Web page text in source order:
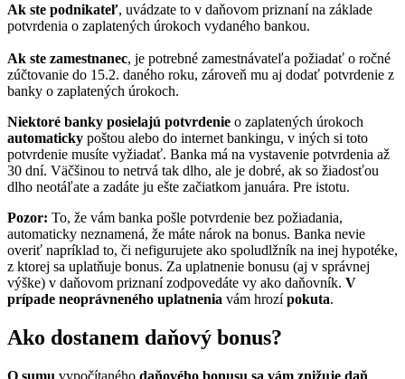
Ak ste podnikateľ, uvádzate to v daňovom priznaní na základe
potvrdenia o zaplatených úrokoch vydaného bankou.
Ak ste zamestnanec, je potrebné zamestnávateľa požiadať o ročné
zúčtovanie do 15.2. daného roku, zároveň mu aj dodať potvrdenie z
banky o zaplatených úrokoch.
Niektoré banky posielajú potvrdenie o zaplatených úrokoch
automaticky poštou alebo do internet bankingu, v iných si toto
potvrdenie musíte vyžiadať. Banka má na vystavenie potvrdenia až
30 dní. Väčšinou to netrvá tak dlho, ale je dobré, ak so žiadosťou
dlho neotáľate a zadáte ju ešte začiatkom januára. Pre istotu.
Pozor: To, že vám banka pošle potvrdenie bez požiadania,
automaticky neznamená, že máte nárok na bonus. Banka nevie
overiť napríklad to, či nefigurujete ako spoludlžník na inej hypotéke,
z ktorej sa uplatňuje bonus. Za uplatnenie bonusu (aj v správnej
výške) v daňovom priznaní zodpovedáte vy ako daňovník. V
prípade neoprávneného uplatnenia vám hrozípokuta.
Ako dostanem daňový bonus?
O sumu vypočítaného daňového bonusu sa vám znižuje daň